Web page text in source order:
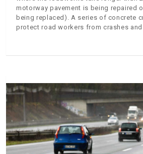
motorway pavement is being repaired
being replaced). A series of concrete
protect road workers from crashes and